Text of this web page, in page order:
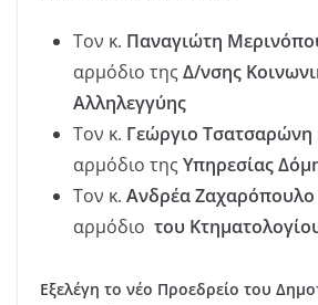
Τον κ. Παναγιώτη
αρμόδιο της Δ/νσης
Αλληλεγγύης
Τον κ. Γεώργιο Τσατσαρώνη
αρμόδιο της Υπηρεσίας
Τον κ. Ανδρέα Ζαχαρόπουλο
αρμόδιο του
Εξελέγη το νέο Προεδρείο του